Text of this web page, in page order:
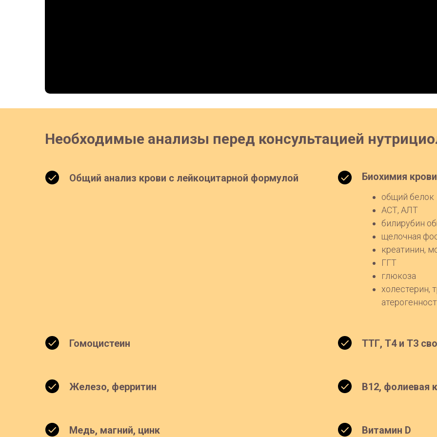
Необходимые анализы перед консультацией
Общий анализ крови с лейкоцитарной формулой Биохимия
общий белок
АСТ, АЛТ
билирубин
щелочная
креатинин,
ГГТ
глюкоза
холестерин,
Гомоцистеин ТТГ, Т4 и Т3
Железо, ферритин В12, фолиевая
Медь, магний, цинк Витамин D